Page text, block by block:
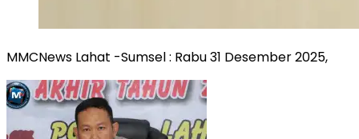
MMCNews Lahat -Sumsel : Rabu 31 Desember 2025,